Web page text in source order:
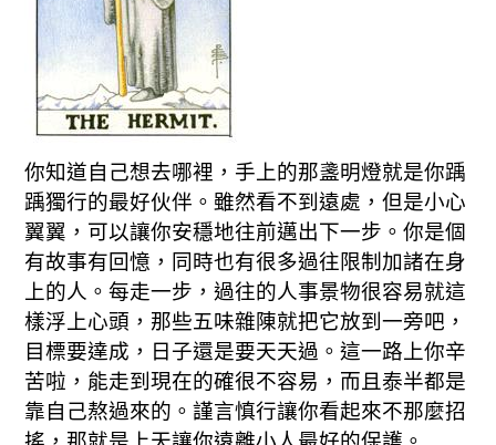
你知道自己想去哪裡，手上的那盞明燈就是你踽
踽獨行的最好伙伴。雖然看不到遠處，但是小心
翼翼，可以讓你安穩地往前邁出下一步。你是個
有故事有回憶，同時也有很多過往限制加諸在身
上的人。每走一步，過往的人事景物很容易就這
樣浮上心頭，那些五味雜陳就把它放到一旁吧，
目標要達成，日子還是要天天過。這一路上你辛
苦啦，能走到現在的確很不容易，而且泰半都是
靠自己熬過來的。謹言慎行讓你看起來不那麼招